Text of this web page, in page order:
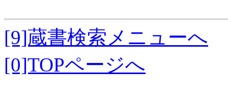
[9]蔵書検索メニューへ
[0]TOPページへ